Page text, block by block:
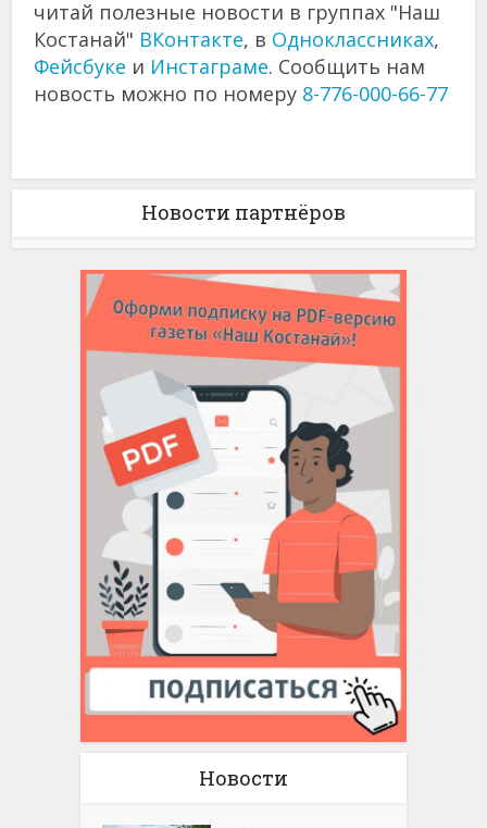
читай полезные новости в группах "Наш
Костанай" ВКонтакте, в Одноклассниках,
Фейсбуке и Инстаграме. Сообщить нам
новость можно по номеру 8-776-000-66-77
Новости партнёров
Новости